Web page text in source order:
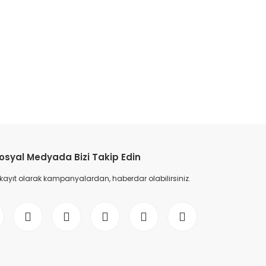
Medyada Bizi Takip Edin
olarak kampanyalardan, haberdar olabilirsiniz.